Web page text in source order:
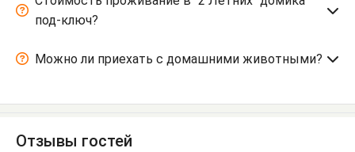
под-ключ?
Можно ли приехать с домашними животными?
Отзывы гостей